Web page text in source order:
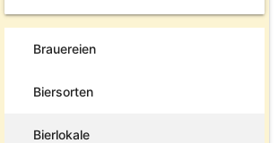
Brauereien
Biersorten
Bierlokale